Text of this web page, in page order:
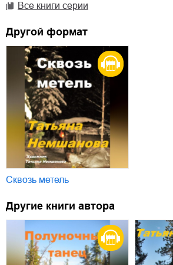
Все книги серии
Другой формат
Сквозь метель
Другие книги автора